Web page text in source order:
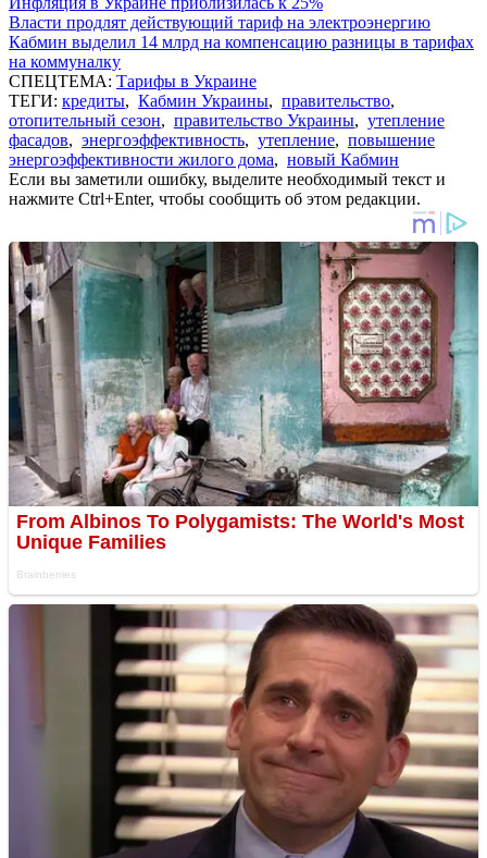
Власти продлят действующий тариф на электроэнергию
Кабмин выделил 14 млрд на компенсацию разницы в тарифах
на коммуналку
СПЕЦТЕМА: Тарифы в Украине
ТЕГИ: кредиты, Кабмин Украины, правительство,
отопительный сезон, правительство Украины, утепление
фасадов, энергоэффективность, утепление, повышение
энергоэффективности жилого дома, новый Кабмин
Если вы заметили ошибку, выделите необходимый текст и
нажмите Ctrl+Enter, чтобы сообщить об этом редакции.